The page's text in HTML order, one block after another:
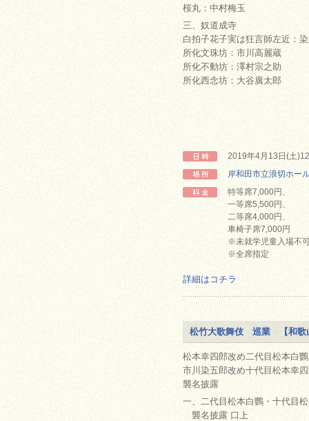
桜丸：中村梅玉
三、奴道成寺
白拍子花子実は狂言師左近：
所化文珠坊：市川高麗蔵
所化不動坊：澤村宗之助
所化西念坊：大谷廣太郎
2019年4月13日(土
岸和田市立浪切ホー
特等席7,000円、
一等席5,500円、
二等席4,000円、
車椅子席7,000円
※未就学児童入場不
※全席指定
詳細はコチラ
松竹大歌舞伎 巡業 【和歌
松本幸四郎改め二代目松本白鸚
市川染五郎改め十代目松本幸
襲名披露
一、二代目松本白鸚・十代目
襲名披露 口上